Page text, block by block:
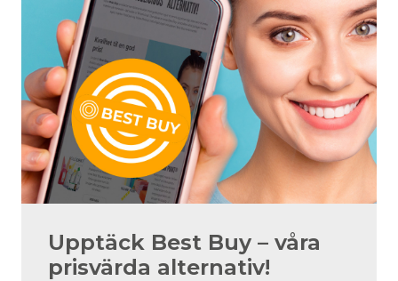
Upptäck Best Buy – våra
prisvärda alternativ!